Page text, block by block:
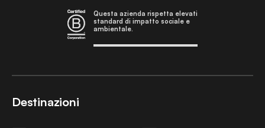
Questa azienda rispetta elevati
standard di impatto sociale e
ambientale.
Destinazioni